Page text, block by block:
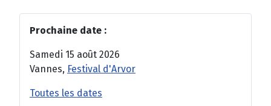
Prochaine date :
Samedi 15 août 2026
Vannes, Festival d'Arvor
Toutes les dates